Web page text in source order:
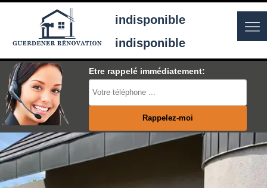
indisponible
indisponible
Etre rappelé immédiatement: